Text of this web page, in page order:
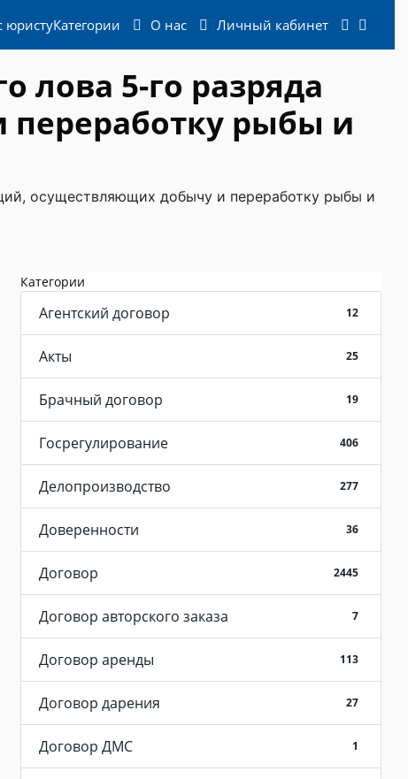
юристуКатегории О нас Личный кабинет
лова 5-го разряда
рыбы и
осуществляющих добычу и переработку рыбы и
Категории
Агентский договор 12
Акты 25
Брачный договор 19
Госрегулирование 406
Делопроизводство 277
Доверенности 36
Договор 2445
Договор авторского заказа 7
Договор аренды 113
Договор дарения 27
Договор ДМС 1